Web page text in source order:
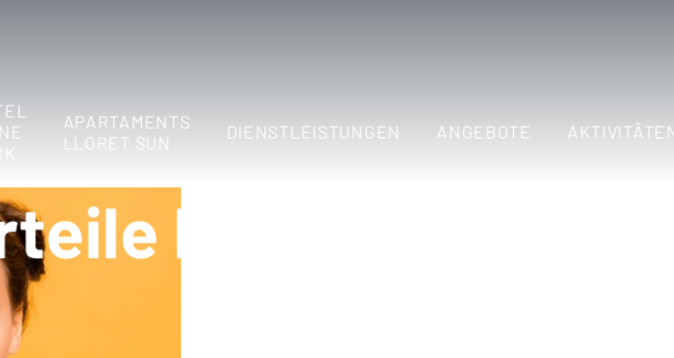
APARTAMENTS
LLORET SUN
DIENSTLEISTUNGEN ANGEBOTE
bei Buchung auf